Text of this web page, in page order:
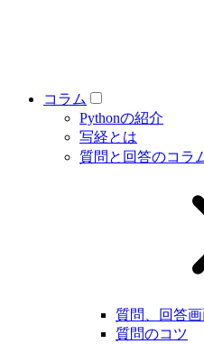
コラム
Pythonの紹介
写経とは
質問と回答のコラ
質問、回答
質問のコツ